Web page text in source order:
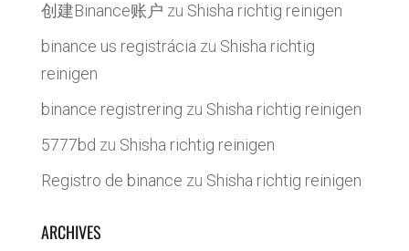
创建Binance账户 zu Shisha richtig reinigen
binance us registrácia zu Shisha richtig
reinigen
binance registrering zu Shisha richtig reinigen
5777bd zu Shisha richtig reinigen
Registro de binance zu Shisha richtig reinigen
ARCHIVES